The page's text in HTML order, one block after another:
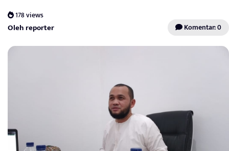
178 views
Oleh reporter Komentar: 0